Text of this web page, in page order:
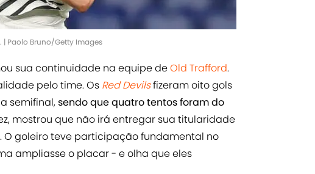
Paolo Bruno/Getty Images
sua continuidade na equipe deOld Trafford.
pelo time. Os Red Devilsfizeram oito gols
semifinal,sendo que quatro tentos foram do
mostrou que não irá entregar sua titularidade
O goleiro teve participação fundamental no
ampliasse o placar - e olha que eles